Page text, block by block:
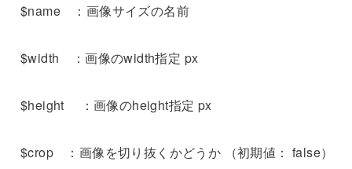
$name ：画像サイズの名前
$width ：画像のwidth指定 px
$height ：画像のheight指定 px
$crop ：画像を切り抜くかどうか （初期値： false）